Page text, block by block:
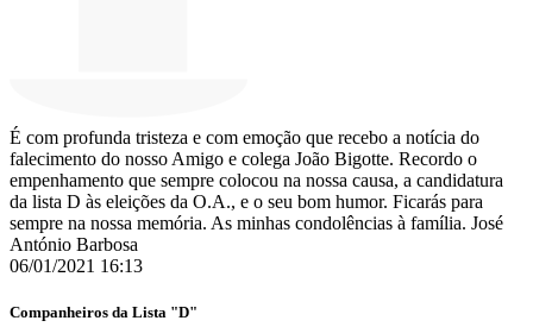
É com profunda tristeza e com emoção que recebo a notícia do
falecimento do nosso Amigo e colega João Bigotte. Recordo o
empenhamento que sempre colocou na nossa causa, a candidatura
da lista D às eleições da O.A., e o seu bom humor. Ficarás para
sempre na nossa memória. As minhas condolências à família. José
António Barbosa
06/01/2021 16:13
Companheiros da Lista "D"